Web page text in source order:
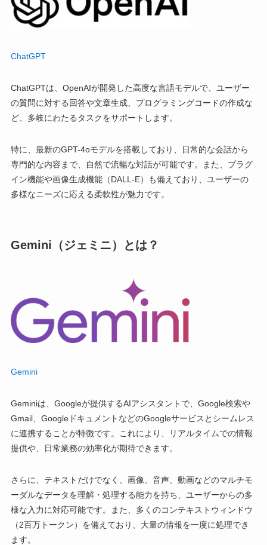
ChatGPT
ChatGPTは、OpenAIが開発した高度な言語モデルで、ユーザー
の質問に対する回答や文章生成、プログラミングコードの作成な
ど、多岐にわたるタスクをサポートします。
特に、最新のGPT-4oモデルを搭載しており、日常的な会話から
専門的な内容まで、自然で流暢な対話が可能です。また、プラグ
イン機能や画像生成機能（DALL-E）も備えており、ユーザーの
多様なニーズに応える柔軟性が魅力です。
Gemini（ジェミニ）とは？
Gemini
Geminiは、Googleが提供するAIアシスタントで、Google検索や
Gmail、GoogleドキュメントなどのGoogleサービスとシームレス
に連携することが特徴です。これにより、リアルタイムでの情報
提供や、日常業務の効率化が期待できます。
さらに、テキストだけでなく、画像、音声、動画などのマルチモ
ーダルなデータを理解・処理する能力を持ち、ユーザーからの多
様な入力に対応可能です。また、多くのコンテキストウィンドウ
（2百万トークン）を備えており、大量の情報を一度に処理でき
ます。